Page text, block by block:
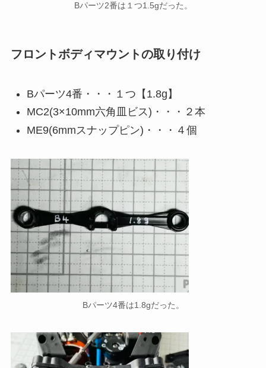
Bパーツ2番は１つ1.5gだった。
フロントボディマウントの取り付け
Bパーツ4番・・・１つ【1.8g】
MC2(3×10mm六角皿ビス)・・・２本
ME9(6mmスナップピン)・・・４個
Bパーツ4番は1.8gだった。